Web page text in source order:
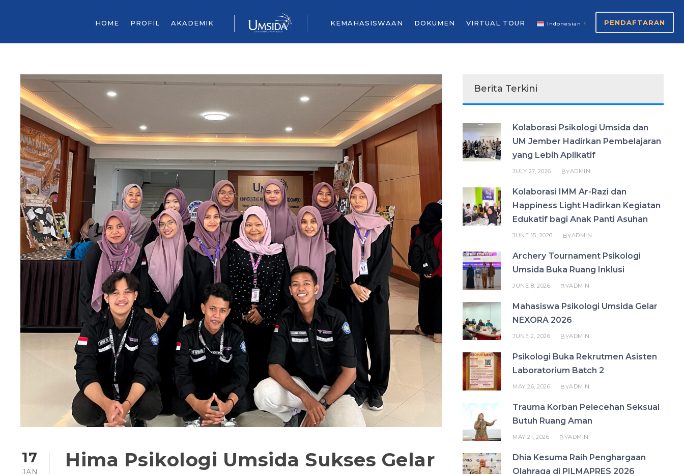
HOME PROFIL AKADEMIK KEMAHASISWAAN DOKUMEN VIRTUAL TOUR Indonesian ▼ PENDAFTARAN
17
JAN
Hima Psikologi Umsida Sukses Gelar
Berita Terkini
Kolaborasi Psikologi Umsida dan
UM Jember Hadirkan Pembelajaran
yang Lebih Aplikatif
JULY 27, 2026 BYADMIN
Kolaborasi IMM Ar-Razi dan
Happiness Light Hadirkan Kegiatan
Edukatif bagi Anak Panti Asuhan
JUNE 15, 2026 BYADMIN
Archery Tournament Psikologi
Umsida Buka Ruang Inklusi
JUNE 8, 2026 BYADMIN
Mahasiswa Psikologi Umsida Gelar
NEXORA 2026
JUNE 2, 2026 BYADMIN
Psikologi Buka Rekrutmen Asisten
Laboratorium Batch 2
MAY 26, 2026 BYADMIN
Trauma Korban Pelecehan Seksual
Butuh Ruang Aman
MAY 21, 2026 BYADMIN
Dhia Kesuma Raih Penghargaan
Olahraga di PILMAPRES 2026